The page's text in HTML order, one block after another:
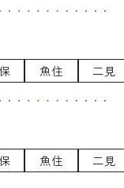
魚住 二見
魚住 二見